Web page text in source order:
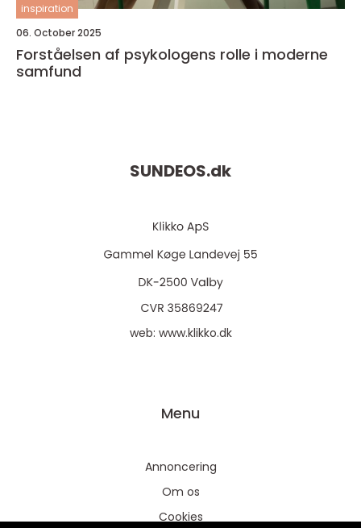
inspiration
06. October 2025
Forståelsen af psykologens rolle i moderne
samfund
SUNDEOS.dk
web: www.klikko.dk
Menu
Annoncering
Om os
Cookies